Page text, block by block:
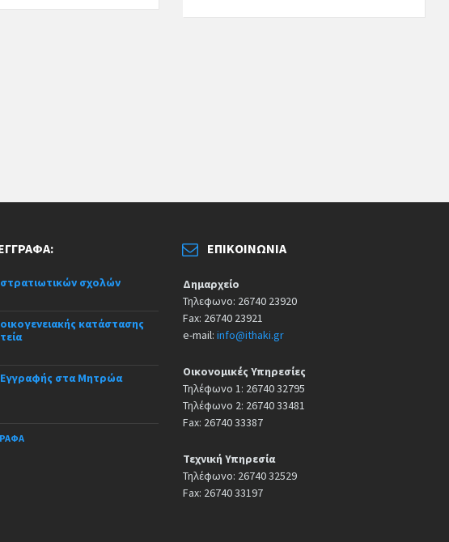
σχολών
κατάστασης
Εγγραφής στα Μητρώα
ΕΠΙΚΟΙΝΩΝΊΑ
Δημαρχείο
Τηλεφωνο: 26740 23920
Fax: 26740 23921
e-mail:info@ithaki.gr
Οικονομικές Υπηρεσίες
Τηλέφωνο 1: 26740 32795
Τηλέφωνο 2: 26740 33481
Fax: 26740 33387
Τεχνική Υπηρεσία
Τηλέφωνο: 26740 32529
Fax: 26740 33197